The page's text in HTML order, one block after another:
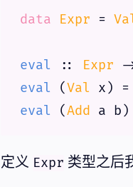
data Expr =
eval :: Expr -
eval (Val
eval (Add
定义 Expr 类型之后